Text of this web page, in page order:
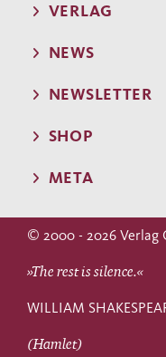
VERLAG
NEWS
NEWSLETTER
SHOP
META
© 2000 - 2026 Verlag
»The rest is silence.«
WILLIAM
(Hamlet)